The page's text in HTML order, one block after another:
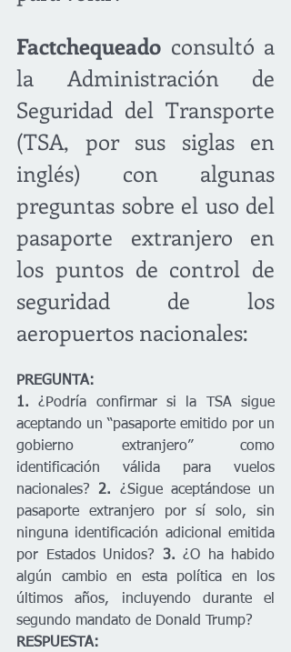
Factchequeado consultó a
la Administración de
Seguridad del Transporte
(TSA, por sus siglas en
inglés) con algunas
preguntas sobre el uso del
pasaporte extranjero en
los puntos de control de
seguridad de los
aeropuertos nacionales:
PREGUNTA:
1. ¿Podría confirmar si la TSA sigue
aceptando un “pasaporte emitido por un
gobierno extranjero” como
identificación válida para vuelos
nacionales? 2. ¿Sigue aceptándose un
pasaporte extranjero por sí solo, sin
ninguna identificación adicional emitida
por Estados Unidos? 3. ¿O ha habido
algún cambio en esta política en los
últimos años, incluyendo durante el
segundo mandato de Donald Trump?
RESPUESTA: